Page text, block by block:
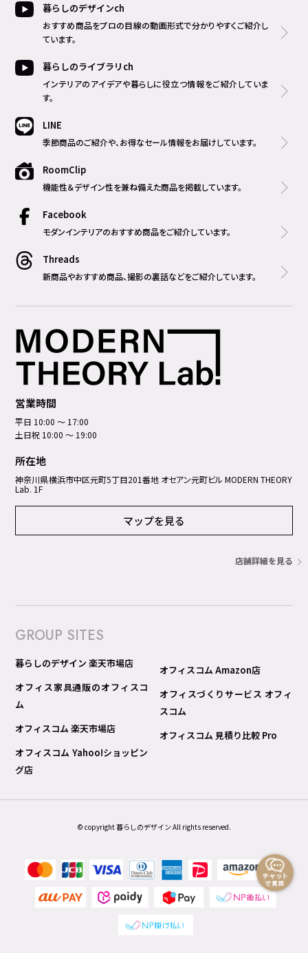
暮らしのデザインch
おすすめ商品をプロの目線の動画形式で分かりやすくご紹介し
ています。
暮らしのライブラリch
インテリアのアイデアや暮らしに役立つ情報をご紹介していま
す。
LINE
季節商品のご紹介や、お得なセール情報をお届けしています。
RoomClip
機能性＆デザイン性を兼ね備えた商品を掲載しています。
Facebook
モダンインテリアのおすすめ商品をご紹介しています。
Threads
新商品やおすすめ商品、撮影の裏話などをご紹介しています。
営業時間
平日 10:00 ～ 17:00
土日祝 10:00 ～ 19:00
所在地
神奈川県横浜市中区元町5丁⽬201番地 オセアン元町ビル MODERN THEORY
Lab. 1F
マップを見る
店舗詳細を見る
GROUP SITES
暮らしのデザイン 楽天市場店
オフィス家具通販のオフィスコ
ム
オフィスコム 楽天市場店
オフィスコム Yahoo!ショッピン
グ店
オフィスコム Amazon店
オフィスづくりサービス オフィ
スコム
オフィスコム 見積り比較 Pro
© copyright 暮らしのデザイン All rights reserved.